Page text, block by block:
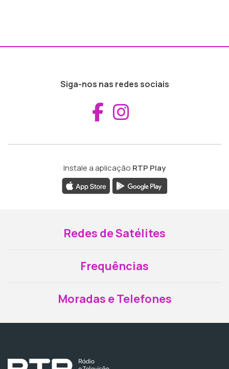
Siga-nos nas redes sociais
Aceder ao
Instale a aplicação RTP Play
Redes de Satélites
Frequências
Moradas e Telefones